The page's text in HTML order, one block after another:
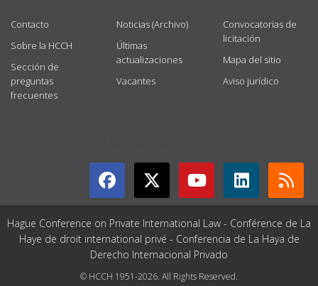
Contacto
Sobre la HCCH
Sección de
preguntas
frecuentes
Noticias (Archivo)
Últimas
actualizaciones
Vacantes
Convocatorias de
licitación
Mapa del sitio
Aviso jurídico
Hague Conference on Private International Law - Conférence de La
Haye de droit international privé - Conferencia de La Haya de
Derecho Internacional Privado
© HCCH 1951-2026. All Rights Reserved.